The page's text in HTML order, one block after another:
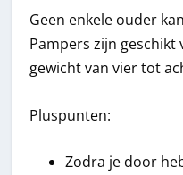
Geen enkele ouder
Pampers zijn geschikt
gewicht van vier tot
Pluspunten:
Zodra je door